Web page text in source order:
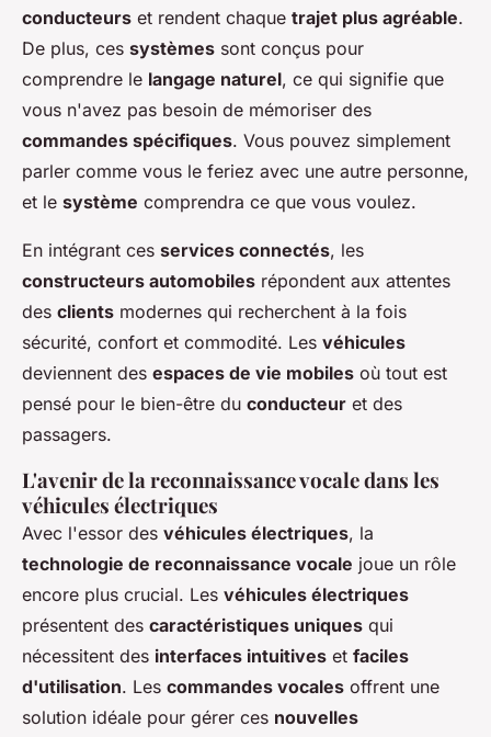
conducteurs et rendent chaque trajet plus agréable.
De plus, ces systèmes sont conçus pour
comprendre le langage naturel, ce qui signifie que
vous n'avez pas besoin de mémoriser des
commandes spécifiques. Vous pouvez simplement
parler comme vous le feriez avec une autre personne,
et le système comprendra ce que vous voulez.
En intégrant ces services connectés, les
constructeurs automobiles répondent aux attentes
des clients modernes qui recherchent à la fois
sécurité, confort et commodité. Les véhicules
deviennent des espaces de vie mobiles où tout est
pensé pour le bien-être du conducteur et des
passagers.
L'avenir de la reconnaissance vocale dans les
véhicules électriques
Avec l'essor des véhicules électriques, la
technologie de reconnaissance vocale joue un rôle
encore plus crucial. Les véhicules électriques
présentent des caractéristiques uniques qui
nécessitent des interfaces intuitives et faciles
d'utilisation. Les commandes vocales offrent une
solution idéale pour gérer ces nouvelles